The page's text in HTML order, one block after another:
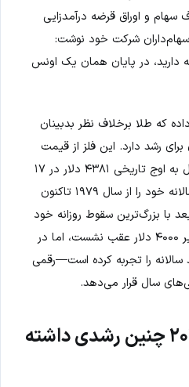
سهام و اوراق قرضه درآمدزایی
دارید، در پایان همان یک اونس
سال ۲۰۲۵ نشان داده که طلا برخلاف نظر بدبینان
رشد دارد. این فلز از قیمت
حدود ۲۶۲۳ دلار در ابتدای سال به اوج تاریخی ۴۳۸۱ دلار در ۱۷
اکتبر رسید و بهترین عملکرد سالانه خود را از سال ۱۹۷۹ تاکنون
با بزرگ‌ترین سقوط روزانه خود
از سال ۲۰۱۳ مواجه شد و به زیر ۴۰۰۰ دلار عقب نشست، اما در
درصد رشد سالانه را تجربه کرده است—رقمی
سال قرار می‌دهد.
چرا طلا در سال ۲۰۲۵ چنین رشدی داشته